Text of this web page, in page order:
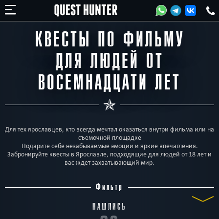
КВЕСТЫ ПО ФИЛЬМУ
ДЛЯ ЛЮДЕЙ ОТ
ВОСЕМНАДЦАТИ ЛЕТ
Для тех ярославцев, кто всегда мечтал оказаться внутри фильма или на
съемочной площадке
Подарите себе незабываемые эмоции и яркие впечатления.
Забронируйте квесты в Ярославле, подходящие для людей от 18 лет и
вас ждет захватывающий мир.
Фильтр
НАШЛИСЬ